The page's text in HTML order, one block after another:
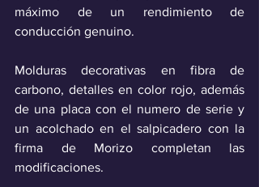
máximo de un rendimiento de
conducción genuino.
Molduras decorativas en fibra de
carbono, detalles en color rojo, además
de una placa con el numero de serie y
un acolchado en el salpicadero con la
firma de Morizo completan las
modificaciones.